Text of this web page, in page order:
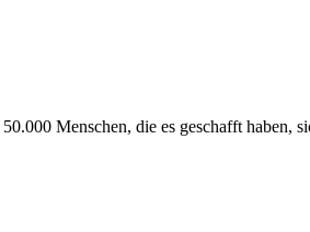
Menschen, die es geschafft haben,